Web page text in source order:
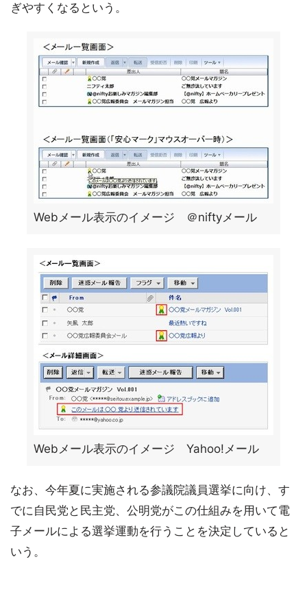
ぎやすくなるという。
Webメール表示のイメージ ＠niftyメール
Webメール表示のイメージ Yahoo!メール
なお、今年夏に実施される参議院議員選挙に向け、す
でに自民党と民主党、公明党がこの仕組みを用いて電
子メールによる選挙運動を行うことを決定していると
いう。